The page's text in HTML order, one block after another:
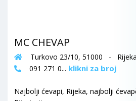
MC CHEVAP
Turkovo 23/10, 51000 - Rijeka
091 271 0... klikni za broj
Najbolji ćevapi, Rijeka, najbolji